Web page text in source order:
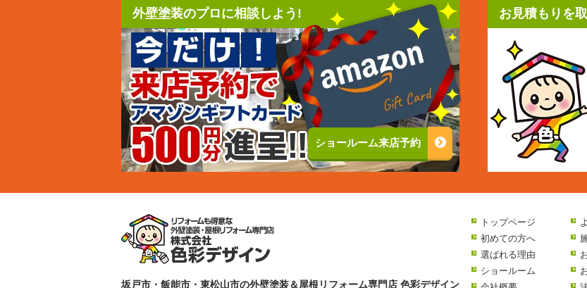
外壁塗装のプロに相談しよう!
ショールーム来店予約
お見積もりを
坂戸市・飯能市・東松山市の外壁塗装＆屋根リフォーム専門店 色彩デザイン
トップページ
初めての方へ
選ばれる理由
ショールーム